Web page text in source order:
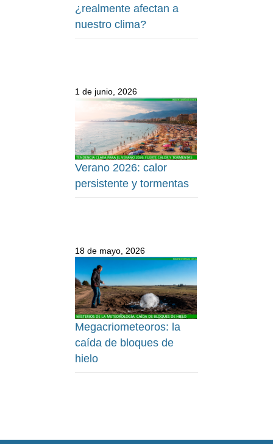
¿realmente afectan a
nuestro clima?
1 de junio, 2026
Verano 2026: calor
persistente y tormentas
18 de mayo, 2026
Megacriometeoros: la
caída de bloques de
hielo